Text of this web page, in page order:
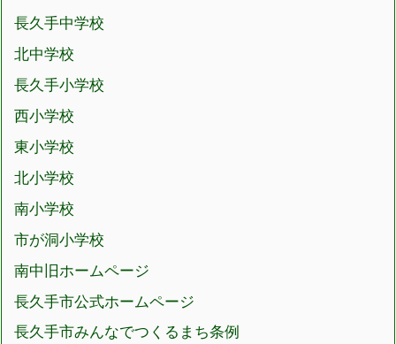
長久手中学校
北中学校
長久手小学校
西小学校
東小学校
北小学校
南小学校
市が洞小学校
南中旧ホームページ
長久手市公式ホームページ
長久手市みんなでつくるまち条例